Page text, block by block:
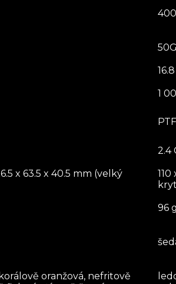
50G
1
2.4
x 63.5 x 40.5 mm (velký
96
oranžová, nefritově